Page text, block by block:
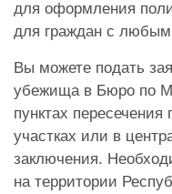
для оформления
для граждан с любым
Вы можете подать
убежища в Бюро по
пунктах
участках или в
заключения.
на территории